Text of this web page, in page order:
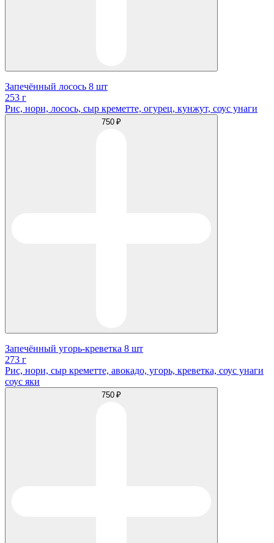
Запечённый лосось 8 шт
253 г
Рис, нори, лосось, сыр креметте, огурец, кунжут, соус унаги
750 ₽
Запечённый угорь-креветка 8 шт
273 г
Рис, нори, сыр креметте, авокадо, угорь, креветка, соус унаги
соус яки
750 ₽